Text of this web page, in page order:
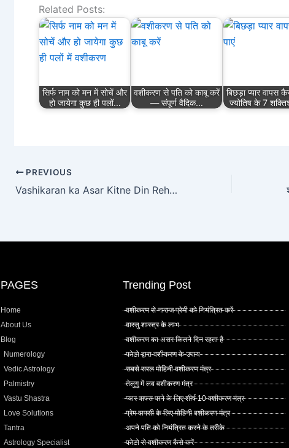
Related Posts:
सिर्फ नाम को मन में सोचें और
हो जायेगा कुछ ही पलों…
वशीकरण से पति को काबू करें
— संपूर्ण वैदिक…
बिछड़ा प्यार वापस
ज्योतिष के 7
PREVIOUS
Vashikaran ka Asar Kitne Din Rehta Hai – Turant Pyar Wapas
PAGES
Home
About Us
Blog
Numerology
Vedic Astrology
Palmistry
Vastu Shastra
Love Solutions
Tantra
Astrology Specialist
Trending Post
वशीकरण से नाराज प्रेमी को नियंत्रित करें
वास्तु शास्त्र के लाभ
वशीकरण का असर कितने दिन रहता है
फोटो द्वारा वशीकरण के उपाय
सबसे सरल मोहिनी वशीकरण मंत्र
तेलुगु में लव वशीकरण मंत्र
प्यार वापस पाने के लिए शीर्ष 10 वशीकरण मंत्र
प्रेम वापसी के लिए मोहिनी वशीकरण मंत्र
अपने पति को नियंत्रित करने के तरीके
फोटो से वशीकरण कैसे करें